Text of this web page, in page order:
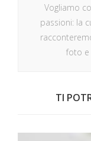
Vogliamo
passioni: la
foto e
TI